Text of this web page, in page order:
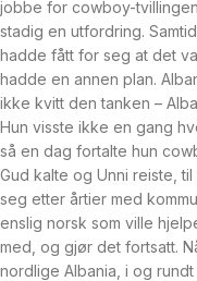
jobbe for cowboy-
stadig en utfordring.
hadde fått for seg at det
hadde en annen plan.
ikke kvitt den tanken –
Hun visste ikke en gang
så en dag fortalte hun
Gud kalte og Unni reiste,
seg etter årtier med
enslig norsk som ville
med, og gjør det fortsatt.
nordlige Albania, i og